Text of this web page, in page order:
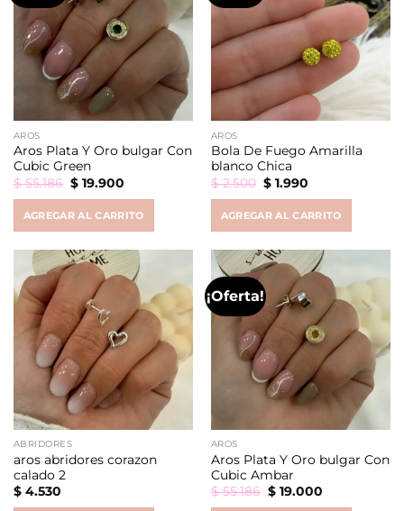
AROS
Aros Plata Y Oro bulgar Con
Cubic Green
$55.186 Original
price
$ 55.186.
$19.900Current
$ 19.900.
AGREGAR AL CARRITO
AROS
Bola De Fuego Amarilla
blanco Chica
$2.500 Original
price
$ 2.500.
$1.990Current
$ 1.990.
AGREGAR AL CARRITO
ABRIDORES
aros abridores corazon
calado 2
$4.530
¡Oferta!
AROS
Aros Plata Y Oro bulgar Con
Cubic Ambar
$55.186 Original
price
$19.000Current